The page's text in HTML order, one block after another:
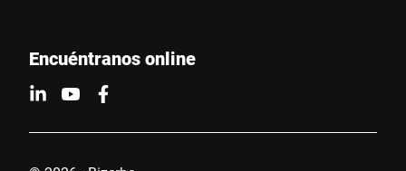
Encuéntranos online